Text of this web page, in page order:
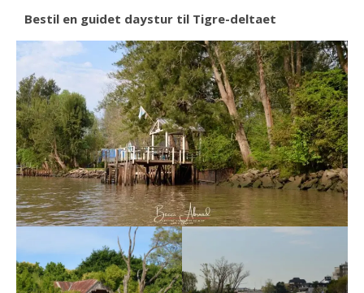
Bestil en guidet daystur til Tigre-deltaet